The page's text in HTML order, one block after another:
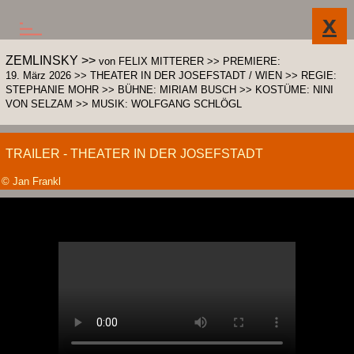
ZEMLINSKY >> von FELIX MITTERER >> PREMIERE:
19. März 2026 >> THEATER IN DER JOSEFSTADT / WIEN >> REGIE:
STEPHANIE MOHR >> BÜHNE: MIRIAM BUSCH >> KOSTÜME: NINI
VON SELZAM >> MUSIK: WOLFGANG SCHLÖGL
TRAILER - THEATER IN DER JOSEFSTADT
© Jan Frankl
ARCHIV
KONTAKT
IMPRESSUM